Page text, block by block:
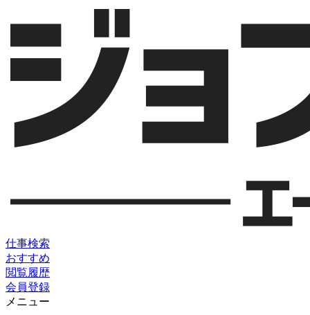
仕事検索
おすすめ
閲覧履歴
会員登録
メニュー